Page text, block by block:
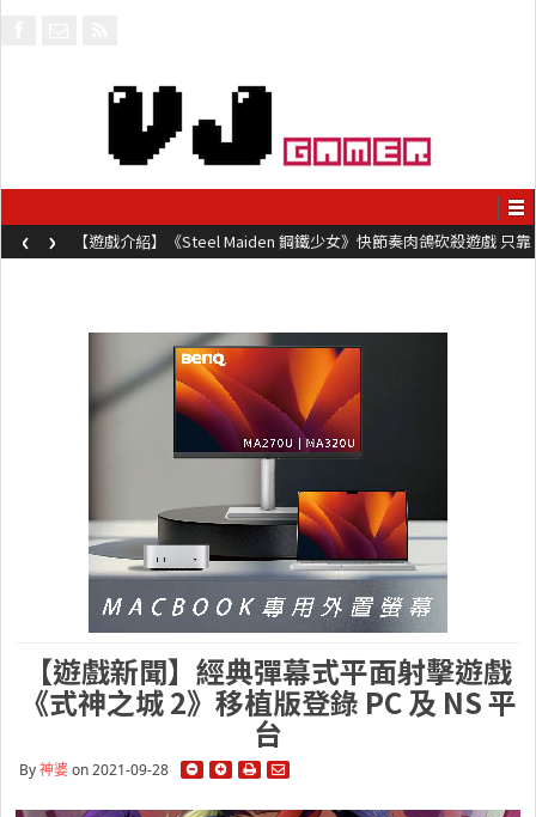
【遊戲介紹】《Steel Maiden 鋼鐵少女》快節奏肉鴿砍殺遊戲 只靠
兩鍵操作動作極致流暢試玩上架中
‹ ›
【遊戲新聞】經典彈幕式平面射擊遊戲
《式神之城 2》移植版登錄 PC 及 NS 平
台
By神婆on 2021-09-28